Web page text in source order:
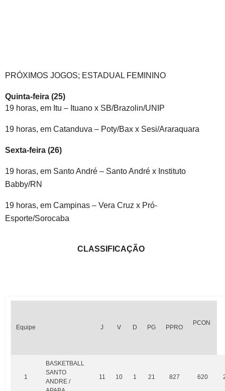
PRÓXIMOS JOGOS; ESTADUAL FEMININO
Quinta-feira (25)
19 horas, em Itu – Ituano x SB/Brazolin/UNIP
19 horas, em Catanduva – Poty/Bax x Sesi/Araraquara
Sexta-feira (26)
19 horas, em Santo André – Santo André x Instituto
Babby/RN
19 horas, em Campinas – Vera Cruz x Pró-
Esporte/Sorocaba
CLASSIFICAÇÃO
Equipe J V D PG PPRO
PCON
1
BASKETBALL
SANTO
ANDRE /
11 10 1 21 827 620